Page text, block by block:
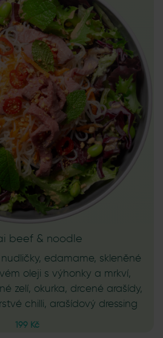
beef & noodle
edamame, skleněné
oleji s výhonky a mrkví,
zelí, okurka, drcené arašídy,
chilli, arašídový dressing
199 Kč